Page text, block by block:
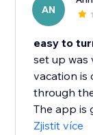
AN
easy to
set up was
vacation is
through
The app is
Zjistit více